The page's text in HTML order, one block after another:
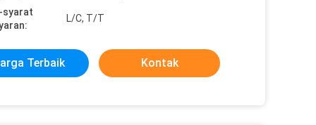
syarat
L/C, T/T
Terbaik Kontak